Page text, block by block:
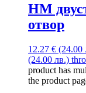
HM
отвор
12.27 € (24.00
(24.00 лв.)
product has
the product